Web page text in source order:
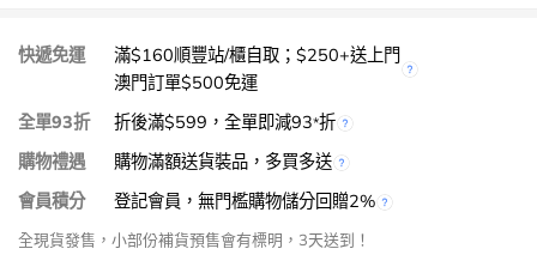
快遞免運
滿$160順豐站/櫃自取；$250+送上門
澳門訂單$500免運
全單93折
折後滿$599，全單即減93*折
購物禮遇
購物滿額送貨裝品，多買多送
會員積分
登記會員，無門檻購物儲分回贈2%
全現貨發售，小部份補貨預售會有標明，3天送到！